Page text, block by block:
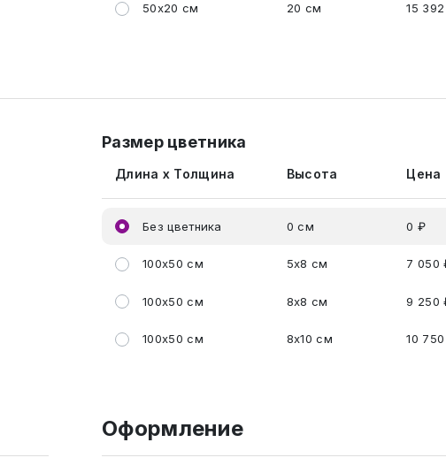
50x20 см 20 см 15
Размер цветника
Длина x Толщина Высота Цена
Без цветника 0 см 0 ₽
100x50 см 5x8 см 7 050
100x50 см 8x8 см 9 250
100x50 см 8x10 см 10
Оформление